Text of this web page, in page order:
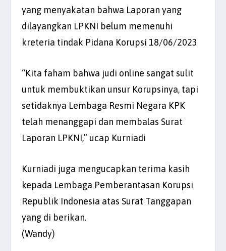
yang menyakatan bahwa Laporan yang
dilayangkan LPKNI belum memenuhi
kreteria tindak Pidana Korupsi 18/06/2023
“Kita faham bahwa judi online sangat sulit
untuk membuktikan unsur Korupsinya, tapi
setidaknya Lembaga Resmi Negara KPK
telah menanggapi dan membalas Surat
Laporan LPKNI,” ucap Kurniadi
Kurniadi juga mengucapkan terima kasih
kepada Lembaga Pemberantasan Korupsi
Republik Indonesia atas Surat Tanggapan
yang di berikan.
(Wandy)